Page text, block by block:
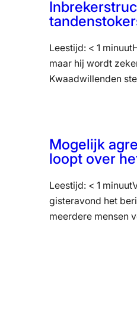
Leestijd: < 1
maar hij wordt
Kwaadwillenden
Mogelijk
loopt over
Leestijd: < 1
gisteravond het
meerdere mensen